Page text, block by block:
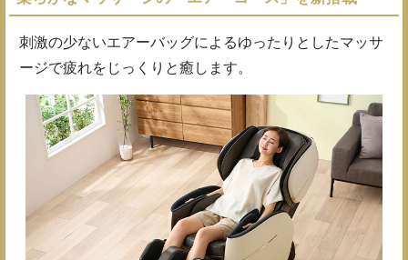
刺激の少ないエアーバッグによるゆったりとしたマッサ
ージで疲れをじっくりと癒します。